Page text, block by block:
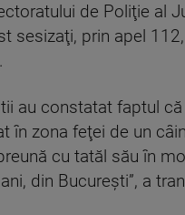
de Poliţie al
sesizaţi, prin apel
.
au constatat faptul
în zona feţei de un
cu tatăl său în
din Bucureşti”, a